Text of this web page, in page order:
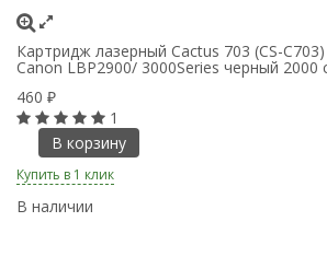
Картридж лазерный Cactus 703 (CS-
Canon LBP2900/ 3000Series черный 2000
460 ₽
1
В корзину
Купить в 1 клик
В наличии